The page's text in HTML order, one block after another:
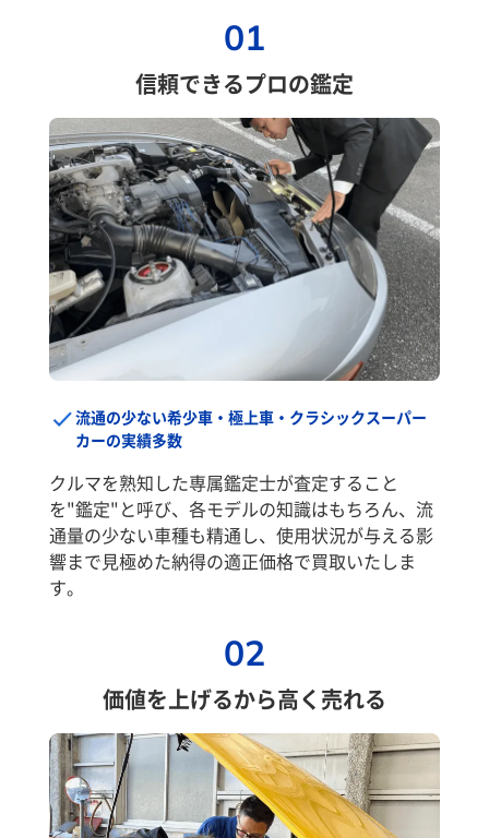
01
信頼できるプロの鑑定
流通の少ない希少車・極上車・クラシックスーパー
カーの実績多数
クルマを熟知した専属鑑定士が査定すること
を"鑑定"と呼び、各モデルの知識はもちろん、流
通量の少ない車種も精通し、使用状況が与える影
響まで見極めた納得の適正価格で買取いたしま
す。
02
価値を上げるから高く売れる